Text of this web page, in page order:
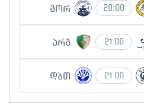
გორ 20:00
არგ 21:00
დბთ 21:00